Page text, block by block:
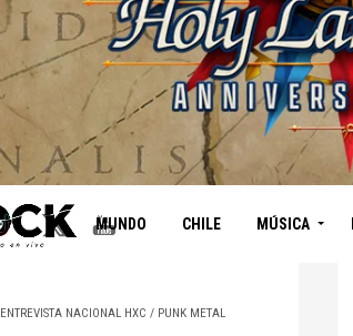
MUNDO CHILE MÚSICA
ENTREVISTA NACIONAL HXC / PUNK METAL